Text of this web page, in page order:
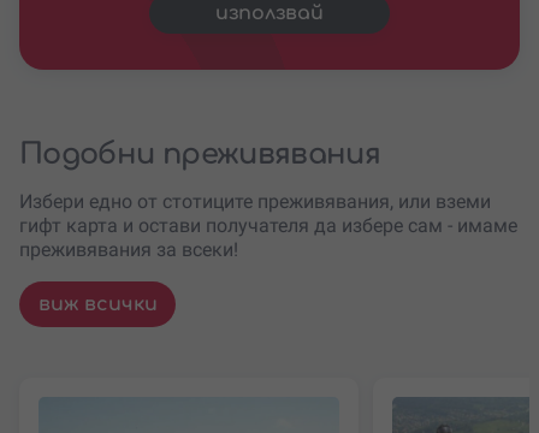
използвай
Подобни преживявания
Избери едно от стотиците преживявания, или вземи
гифт карта и остави получателя да избере сам - имаме
преживявания за всеки!
виж всички